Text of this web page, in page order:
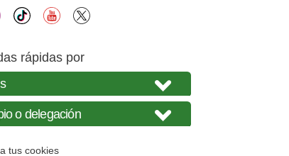
instagram
tiktok youtube
rápidas por
tus cookies